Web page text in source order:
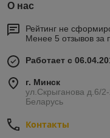
О нас
Рейтинг не
Менее 5 отзывов за
Работает с
г. Минск
ул.Скрыганова д.6/
Беларусь
Контакты